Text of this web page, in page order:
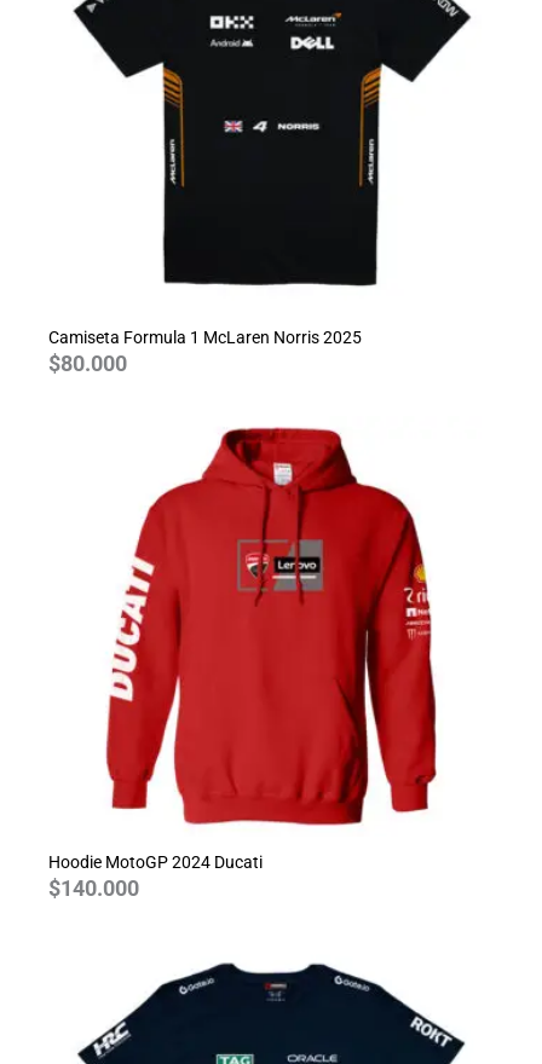
Camiseta Formula 1 McLaren Norris 2025
$80.000
Hoodie MotoGP 2024 Ducati
$140.000